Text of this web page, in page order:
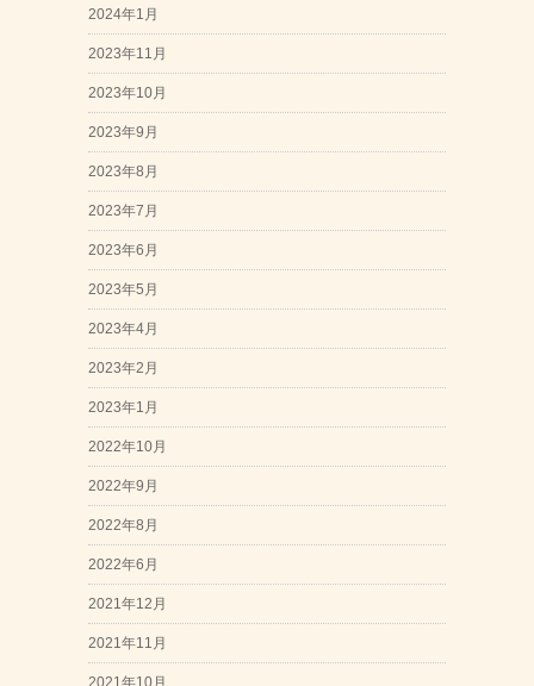
2024年1月
2023年11月
2023年10月
2023年9月
2023年8月
2023年7月
2023年6月
2023年5月
2023年4月
2023年2月
2023年1月
2022年10月
2022年9月
2022年8月
2022年6月
2021年12月
2021年11月